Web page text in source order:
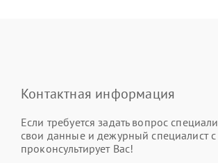
Контактная информация
Если требуется задать вопрос
свои данные и дежурный специалист с
проконсультирует Вас!